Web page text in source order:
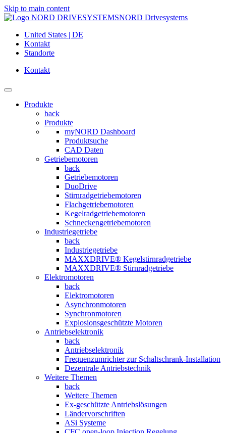
Skip to main content
NORD Drivesystems
United States | DE
Kontakt
Standorte
Kontakt
Produkte
back
Produkte
myNORD Dashboard
Produktsuche
CAD Daten
Getriebemotoren
back
Getriebemotoren
DuoDrive
Stirnradgetriebemotoren
Flachgetriebemotoren
Kegelradgetriebemotoren
Schneckengetriebemotoren
Industriegetriebe
back
Industriegetriebe
MAXXDRIVE® Kegelstirnradgetriebe
MAXXDRIVE® Stirnradgetriebe
Elektromotoren
back
Elektromotoren
Asynchronmotoren
Synchronmotoren
Explosionsgeschützte Motoren
Antriebselektronik
back
Antriebselektronik
Frequenzumrichter zur Schaltschrank-Installation
Dezentrale Antriebstechnik
Weitere Themen
back
Weitere Themen
Ex-geschützte Antriebslösungen
Ländervorschriften
ASi Systeme